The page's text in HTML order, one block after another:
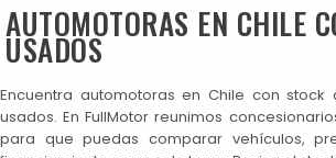
AUTOMOTORAS EN CHILE
USADOS
Encuentra automotoras en Chile con stock
usados. En FullMotor reunimos
para que puedas comparar vehículos,